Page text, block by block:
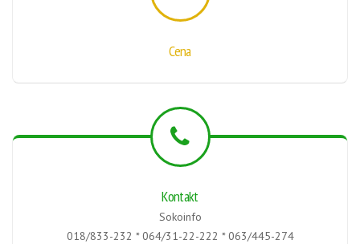
Cena
Kontakt
Sokoinfo
018/833-232 * 064/31-22-222 * 063/445-274